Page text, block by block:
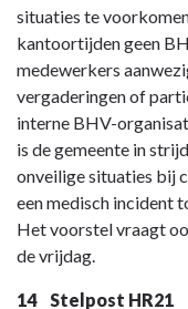
situaties te
kantoortijden geen
medewerkers
vergaderingen of
interne BHV-
is de gemeente in
onveilige situaties bij
een medisch incident
Het voorstel vraagt
de vrijdag.
14 Stelpost HR21